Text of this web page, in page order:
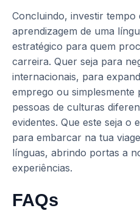
Concluindo, investir tempo
aprendizagem de uma
estratégico para quem
carreira. Quer seja para
internacionais, para
emprego ou
pessoas de culturas
evidentes. Que este seja o
para embarcar na tua
línguas, abrindo portas a
experiências.
FAQs